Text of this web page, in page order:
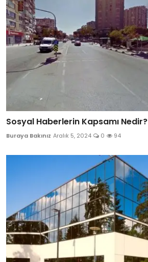
Sosyal Haberlerin Kapsamı Nedir?
Buraya Bakınız Aralık 5, 2024 0 94